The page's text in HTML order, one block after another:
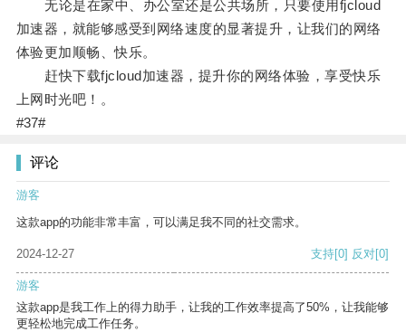
无论是在家中、办公室还是公共场所，只要使用fjcloud
加速器，就能够感受到网络速度的显著提升，让我们的网络
体验更加顺畅、快乐。
赶快下载fjcloud加速器，提升你的网络体验，享受快乐
上网时光吧！。
#37#
评论
游客
这款app的功能非常丰富，可以满足我不同的社交需求。
2024-12-27 支持[0] 反对[0]
游客
这款app是我工作上的得力助手，让我的工作效率提高了50%，让我能够
更轻松地完成工作任务。